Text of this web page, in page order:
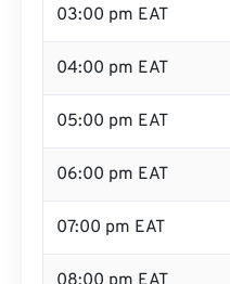
03:00 pm EAT
04:00 pm EAT
05:00 pm EAT
06:00 pm EAT
07:00 pm EAT